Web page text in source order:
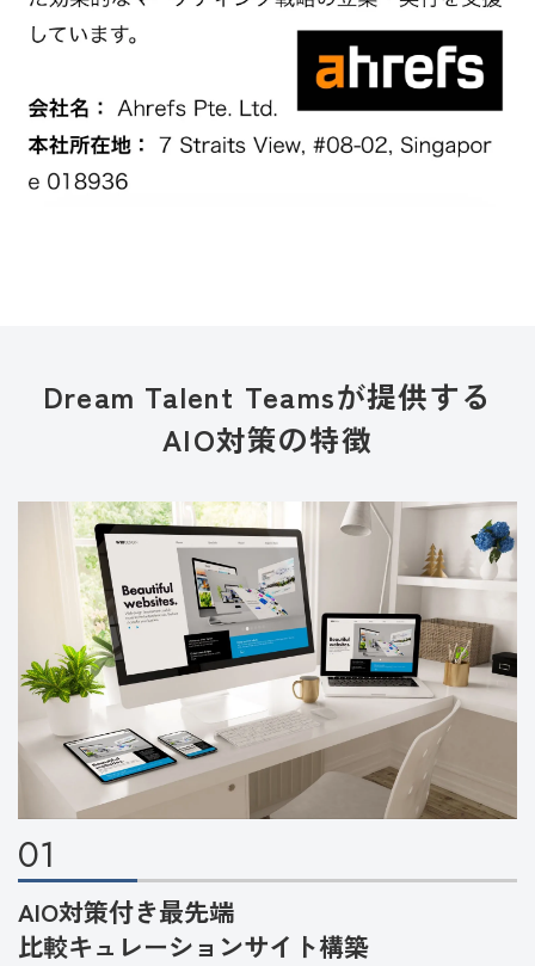
Dream Talent Teamsが提供する
AIO対策の特徴
01
AIO対策付き最先端
比較キュレーションサイト構築